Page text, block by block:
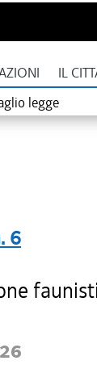
IL
legge
6